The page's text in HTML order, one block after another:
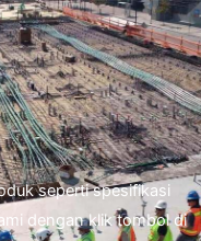
seperti spesifikasi
dengan klik tombol di